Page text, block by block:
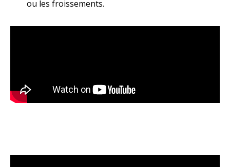
ou les froissements.​